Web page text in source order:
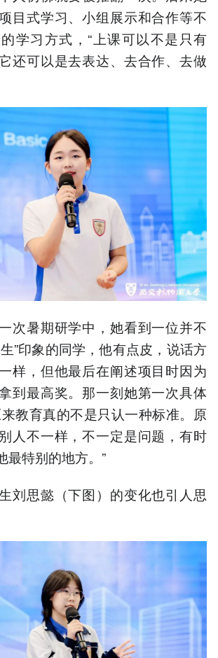
目式学习、小组展示和合作等不
学习方式，“上课可以不是只有
还可以是去表达、去合作、去做
次暑期研学中，她看到一位并不
”印象的同学，他有点皮，说话方
样，但他最后在阐述项目时因为
到最高奖。那一刻她第一次具体
教育真的不是只认一种标准。原
人不一样，不一定是问题，有时
最特别的地方。”
刘思懿（下图）的变化也引人思